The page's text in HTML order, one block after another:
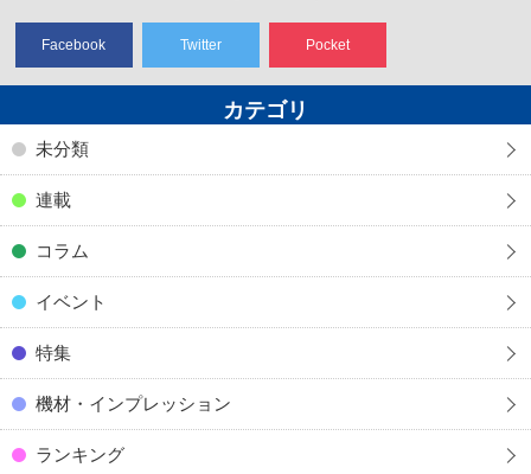
Facebook Twitter Pocket
カテゴリ
未分類
連載
コラム
イベント
特集
機材・インプレッション
ランキング